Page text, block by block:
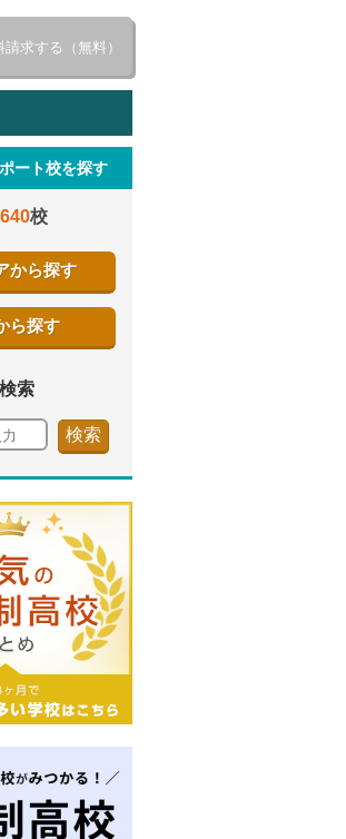
請求する（無料）
ート校を探す
640校
から探す
ら探す
索